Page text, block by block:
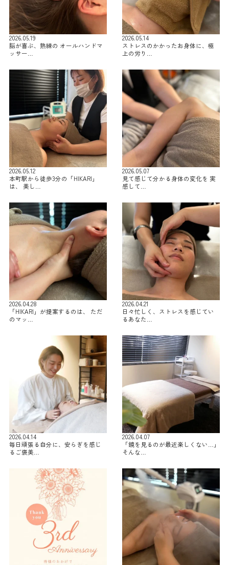
2026.05.19
脳が喜ぶ、熟練の オールハンドマ
ッサー…
2026.05.14
ストレスのかかったお身体に、極
上の労り…
2026.05.12
本町駅から徒歩3分の「HIKARI」
は、 美し…
2026.05.07
見て感じて分かる身体の変化を 実
感して…
2026.04.28
「HIKARI」が提案するのは、 ただ
のマッ…
2026.04.21
日々忙しく、ストレスを感じてい
るあなた…
2026.04.14
毎日頑張る自分に、安らぎを感じ
るご褒美…
2026.04.07
「鏡を見るのが最近楽しくない…」
そんな…